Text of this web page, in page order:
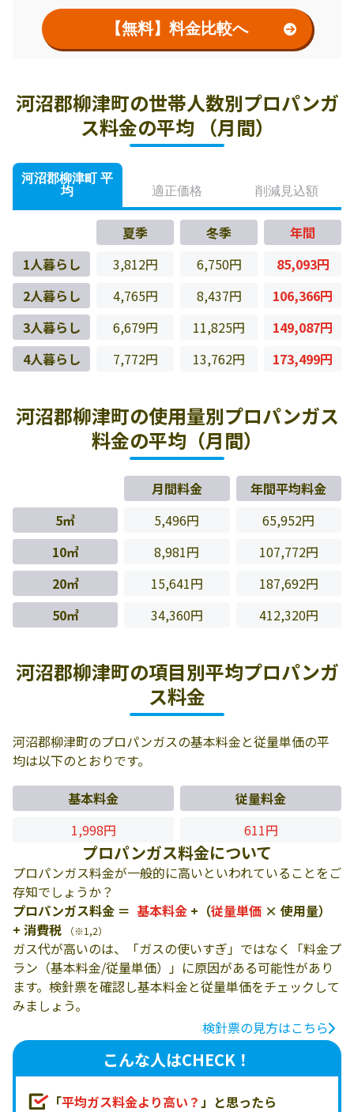
【無料】料金比較へ
河沼郡柳津町の世帯人数別プロパンガ
ス料金の平均 （月間）
河沼郡柳津町 平
均
適正価格 削減見込額
夏季 冬季
年間
1人暮らし
3,812円 6,750円
85,093円
2人暮らし
4,765円 8,437円
106,366円
3人暮らし
6,679円 11,825円
149,087円
4人暮らし
7,772円 13,762円 173,499円
河沼郡柳津町の使用量別プロパンガス
料金の平均（月間）
月間料金
年間平均料金
5㎥
5,496円
65,952円
10㎥
8,981円
107,772円
20㎥
15,641円
187,692円
50㎥
34,360円 412,320円
河沼郡柳津町の項目別平均プロパンガ
ス料金
河沼郡柳津町のプロパンガスの基本料金と従量単価の平
均は以下のとおりです。
基本料金
従量料金
1,998円
611円
プロパンガス料金について
プロパンガス料金が一般的に高いといわれていることをご
存知でしょうか？
プロパンガス料金 ＝ 基本料金 +（従量単価 × 使用量）
+ 消費税
（※1,2）
ガス代が高いのは、「ガスの使いすぎ」ではなく「料金プ
ラン（基本料金/従量単価）」に原因がある可能性があり
ます。検針票を確認し基本料金と従量単価をチェックして
みましょう。
検針票の見方はこちら
こんな人はCHECK！
「平均ガス料金より高い？」と思ったら